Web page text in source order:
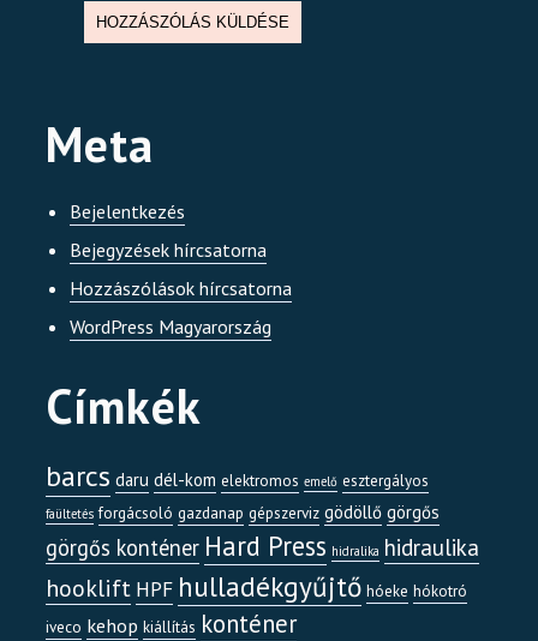
Meta
Bejelentkezés
Bejegyzések hírcsatorna
Hozzászólások hírcsatorna
WordPress Magyarország
Címkék
barcs daru dél-kom elektromos emelő esztergályos
faültetés forgácsoló gazdanap gépszerviz gödöllő görgős
görgős konténer Hard Press hidralika hidraulika
hooklift HPF hulladékgyűjtő hóeke hókotró
iveco kehop kiállítás konténer